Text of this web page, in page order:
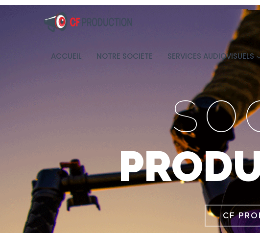
ACCUEIL NOTRE SOCIETE SERVICES AUDIOVISUELS
CF